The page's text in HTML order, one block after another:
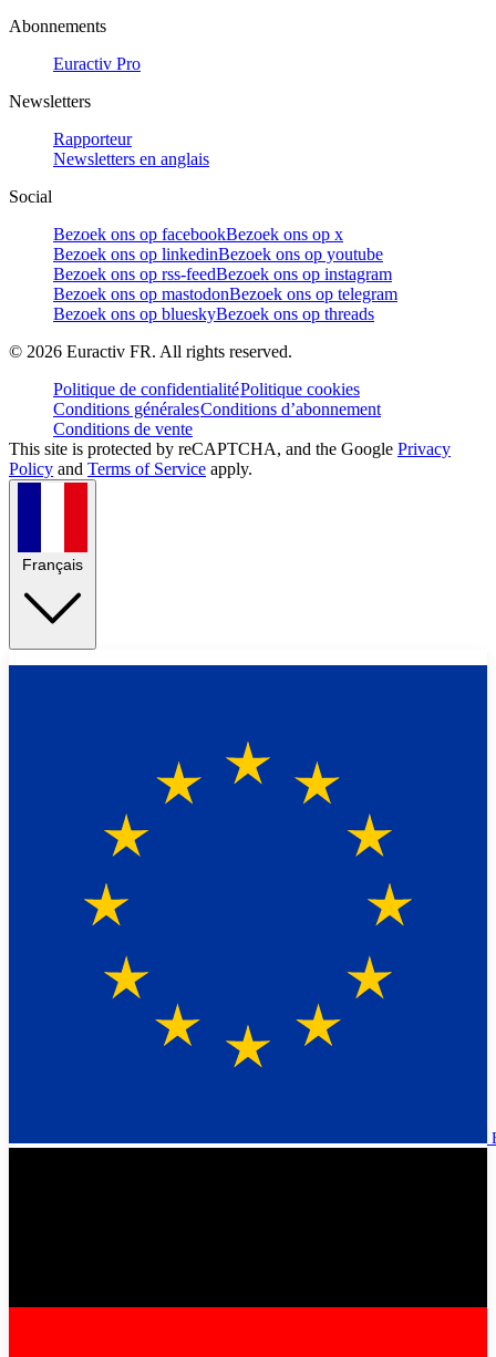
Abonnements
Euractiv Pro
Newsletters
Rapporteur
Newsletters en anglais
Social
Bezoek ons op facebookBezoek ons op x
Bezoek ons op linkedinBezoek ons op youtube
Bezoek ons op rss-feedBezoek ons op instagram
Bezoek ons op mastodonBezoek ons op telegram
Bezoek ons op blueskyBezoek ons op threads
© 2026 Euractiv FR. All rights reserved.
Politique de confidentialitéPolitique cookies
Conditions généralesConditions d’abonnement
Conditions de vente
This site is protected by reCAPTCHA, and the Google Privacy
Policy and Terms of Service apply.
Français